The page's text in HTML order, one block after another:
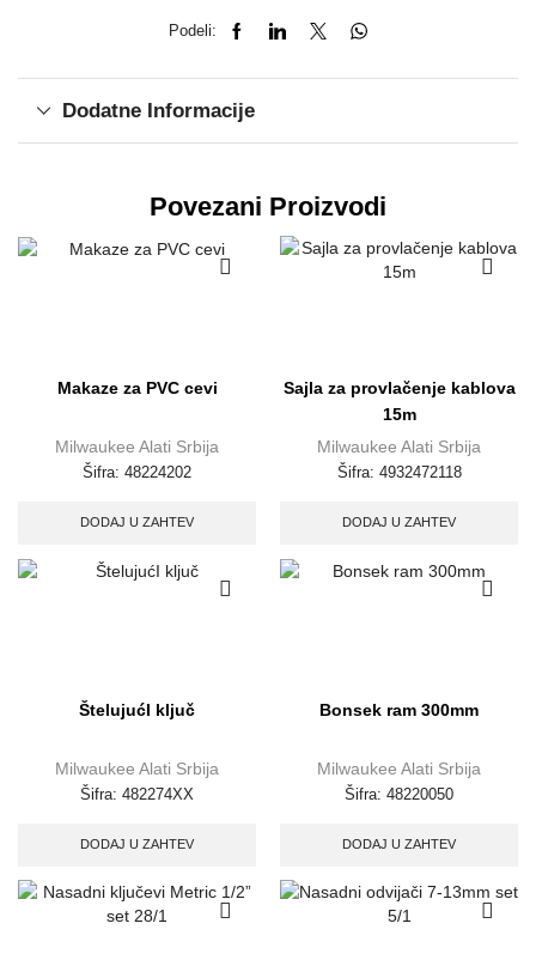
Podeli:
Dodatne Informacije
Povezani Proizvodi
Makaze za PVC cevi
Milwaukee Alati Srbija
Šifra: 48224202
DODAJ U ZAHTEV
Sajla za provlačenje kablova
15m
Milwaukee Alati Srbija
Šifra: 4932472118
DODAJ U ZAHTEV
ŠtelujućI ključ
Milwaukee Alati Srbija
Šifra: 482274XX
DODAJ U ZAHTEV
Bonsek ram 300mm
Milwaukee Alati Srbija
Šifra: 48220050
DODAJ U ZAHTEV